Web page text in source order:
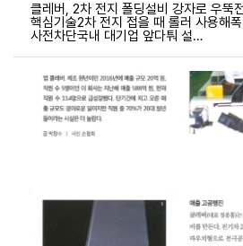
클레버, 2차 전지 폴딩설비 강자로 우뚝
핵심기술2차 전지 접을 때 롤러 사용해
사전차단국내 대기업 앞다퉈 설…